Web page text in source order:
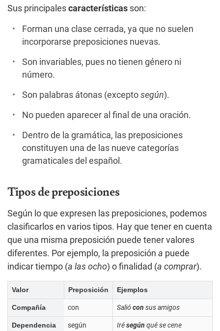
Sus principales características son:
Forman una clase cerrada, ya que no suelen
incorporarse preposiciones nuevas.
Son invariables, pues no tienen género ni
número.
Son palabras átonas (excepto según).
No pueden aparecer al final de una oración.
Dentro de la gramática, las preposiciones
constituyen una de las nueve categorías
gramaticales del español.
Tipos de preposiciones
Según lo que expresen las preposiciones, podemos
clasificarlos en varios tipos. Hay que tener en cuenta
que una misma preposición puede tener valores
diferentes. Por ejemplo, la preposición a puede
indicar tiempo (a las ocho) o finalidad (a comprar).
Valor Preposición Ejemplos
Compañía con Salió con sus amigos
Dependencia según Irésegún qué se cene